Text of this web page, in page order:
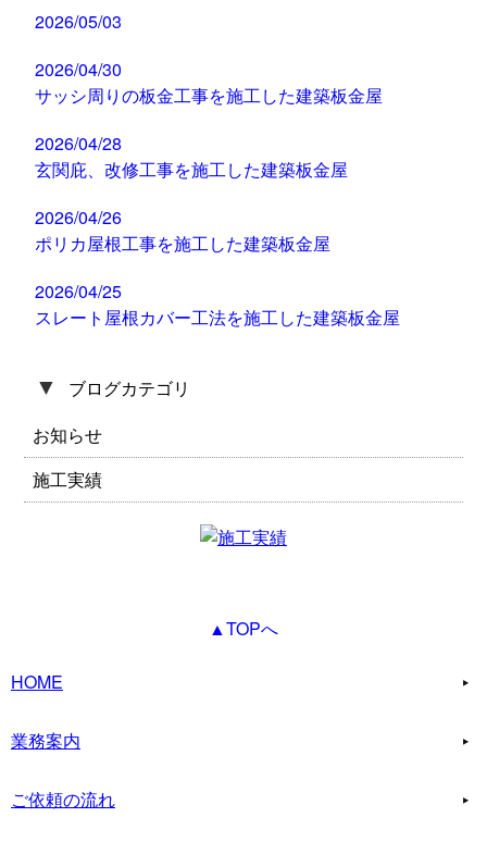
2026/05/03
2026/04/30
サッシ周りの板金工事を施工した建築板金屋
2026/04/28
玄関庇、改修工事を施工した建築板金屋
2026/04/26
ポリカ屋根工事を施工した建築板金屋
2026/04/25
スレート屋根カバー工法を施工した建築板金屋
▼ ブログカテゴリ
お知らせ
施工実績
▲TOPへ
HOME
業務案内
ご依頼の流れ